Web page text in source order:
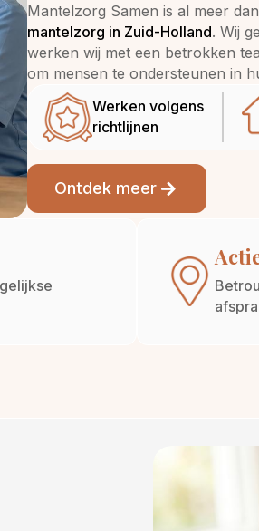
Mantelzorg Samen is al meer
mantelzorg in Zuid-Holland. Wij
werken wij met een betrokken
om mensen te ondersteunen in
Werken volgens
richtlijnen
Ontdek meer